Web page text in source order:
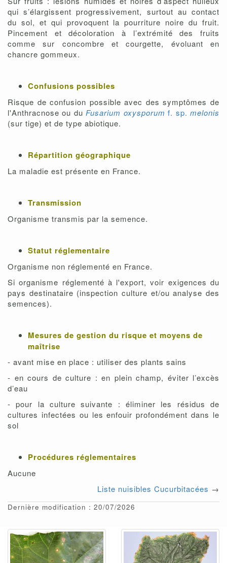
qui s’élargissent progressivement, surtout au contact
du sol, et qui provoquent la pourriture noire du fruit.
Pincement et décoloration à l’extrémité des fruits
comme sur concombre et courgette, évoluant en
chancre gommeux.
Confusions possibles
Risque de confusion possible avec des symptômes de
l'Anthracnose ou duFusarium oxysporum f. sp.melonis
(sur tige) et de type abiotique.
Répartition géographique
La maladie est présente en France.
Transmission
Organisme transmis par la semence.
Statut réglementaire
Organisme non réglementé en France.
Si organisme réglementé à l'export, voir exigences du
pays destinataire (inspection culture et/ou analyse des
semences).
Mesures de gestion du risque et moyens de
maîtrise
- avant mise en place : utiliser des plants sains
- en cours de culture : en plein champ, éviter l’excès
d’eau
- pour la culture suivante : éliminer les résidus de
cultures infectées ou les enfouir profondément dans le
sol
Procédures réglementaires
Aucune
Liste nuisibles Cucurbitacées →
Dernière modification : 20/07/2026